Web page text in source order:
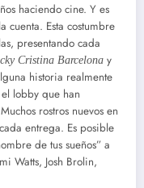
haciendo cine. Y es
cuenta. Esta costumbre
presentando cada
Cristina Barcelona y
historia realmente
lobby que han
rostros nuevos en
entrega. Es posible
de tus sueños” a
Watts, Josh Brolin,